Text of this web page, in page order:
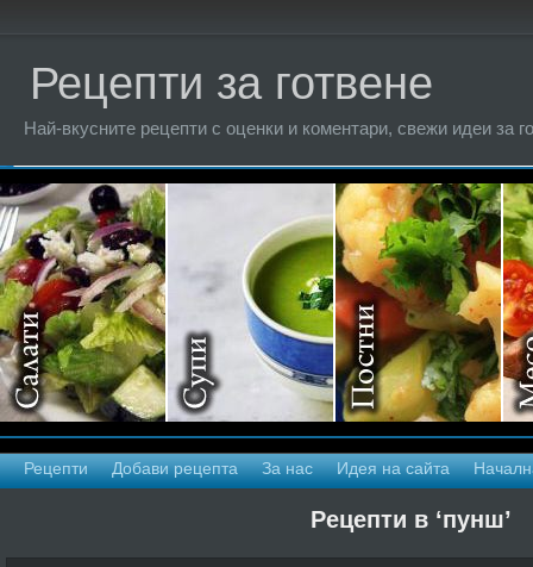
Рецепти за готвене
Най-вкусните рецепти с оценки и коментари, свежи идеи за
Рецепти Добави рецепта За нас Идея на сайта
Рецепти в ‘пунш’